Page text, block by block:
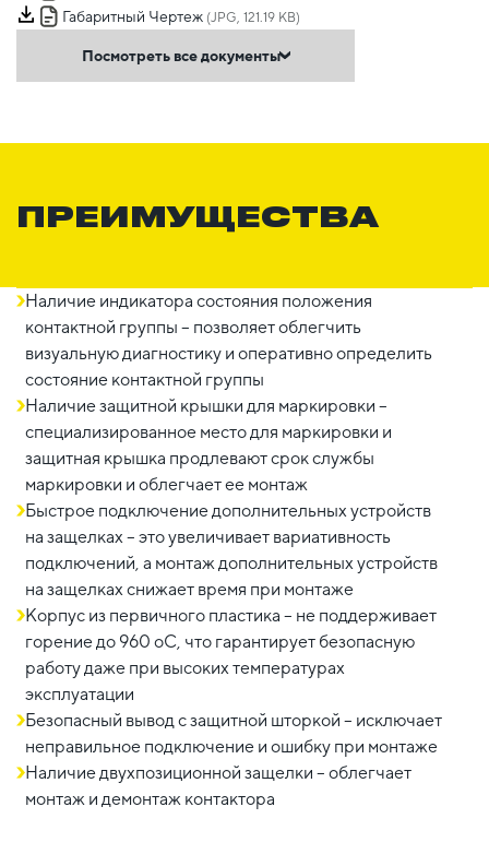
Габаритный Чертеж (JPG, 121.19 KB)
Посмотреть все документы
ПРЕИМУЩЕСТВА
Наличие индикатора состояния положения
контактной группы – позволяет облегчить
визуальную диагностику и оперативно определить
состояние контактной группы
Наличие защитной крышки для маркировки –
специализированное место для маркировки и
защитная крышка продлевают срок службы
маркировки и облегчает ее монтаж
Быстрое подключение дополнительных устройств
на защелках – это увеличивает вариативность
подключений, а монтаж дополнительных устройств
на защелках снижает время при монтаже
Корпус из первичного пластика – не поддерживает
горение до 960 оС, что гарантирует безопасную
работу даже при высоких температурах
эксплуатации
Безопасный вывод с защитной шторкой – исключает
неправильное подключение и ошибку при монтаже
Наличие двухпозиционной защелки – облегчает
монтаж и демонтаж контактора